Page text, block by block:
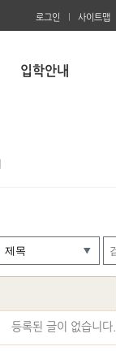
로그인 사이트맵
입학안내
등록된 글이 없습니다.